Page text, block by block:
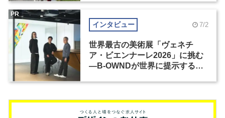
インタビュー 7/2
世界最古の美術展「ヴェネチ
ア・ビエンナーレ2026」に挑む
―B-OWNDが世界に提示する美
PR